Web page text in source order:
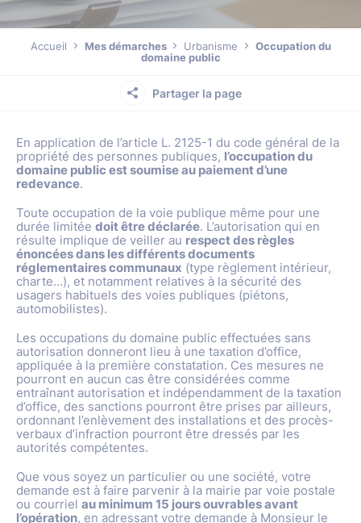
Accueil Mes démarches Urbanisme
Occupation du
domaine public
Partager la page
En application de l’article L. 2125-1 du code général de la
propriété des personnes publiques, l’occupation du
domaine public est soumise au paiement d’une
redevance.
Toute occupation de la voie publique même pour une
durée limitée doit être déclarée. L’autorisation qui en
résulte implique de veiller au respect des règles
énoncées dans les différents documents
réglementaires communaux (type règlement intérieur,
charte…), et notamment relatives à la sécurité des
usagers habituels des voies publiques (piétons,
automobilistes).
Les occupations du domaine public effectuées sans
autorisation donneront lieu à une taxation d’office,
appliquée à la première constatation. Ces mesures ne
pourront en aucun cas être considérées comme
entraînant autorisation et indépendamment de la taxation
d’office, des sanctions pourront être prises par ailleurs,
ordonnant l’enlèvement des installations et des procès-
verbaux d’infraction pourront être dressés par les
autorités compétentes.
Que vous soyez un particulier ou une société, votre
demande est à faire parvenir à la mairie par voie postale
ou courriel au minimum 15 jours ouvrables avant
l’opération, en adressant votre demande à Monsieur le